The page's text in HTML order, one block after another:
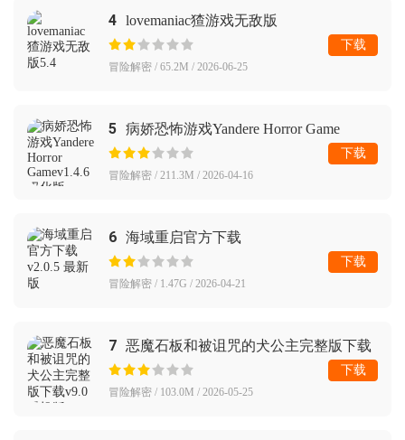
4 lovemaniac猹游戏无敌版
冒险解密 / 65.2M / 2026-06-25
下载
5 病娇恐怖游戏Yandere Horror Game
冒险解密 / 211.3M / 2026-04-16
下载
6 海域重启官方下载
冒险解密 / 1.47G / 2026-04-21
下载
7 恶魔石板和被诅咒的犬公主完整版下载
冒险解密 / 103.0M / 2026-05-25
下载